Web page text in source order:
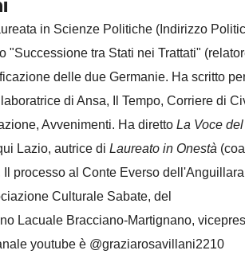
in Scienze Politiche (Indirizzo
"Successione tra Stati nei Trattati"
delle due Germanie. Ha scritto
di Ansa, Il Tempo, Corriere di
Avvenimenti. Ha diretto La Voce
Lazio, autrice di Laureato in Onestà
processo al Conte Everso dell'Anguillara
Culturale Sabate, del
Lacuale Bracciano-Martignano,
youtube è @graziarosavillani2210